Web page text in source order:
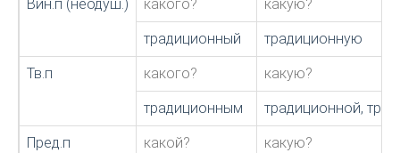
Вин.п (неодуш.) какого? какую?
традиционный традиционную
Тв.п какого? какую?
традиционным традиционной,
Пред.п какой? какую?